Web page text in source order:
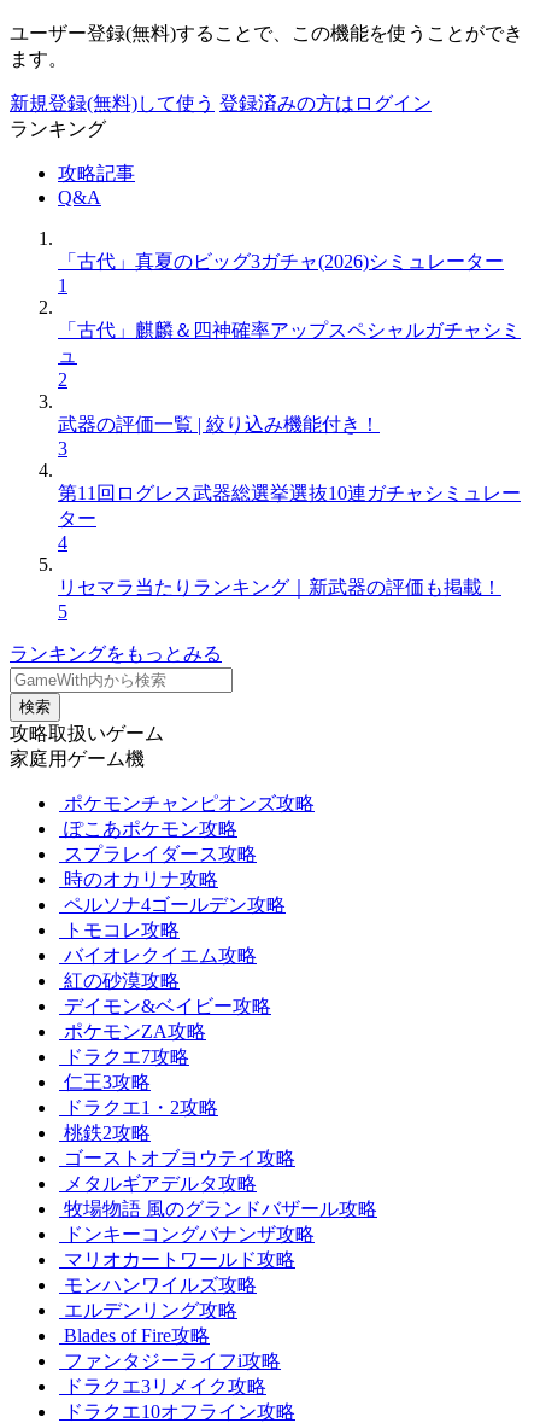
ユーザー登録(無料)することで、この機能を使うことができ
ます。
新規登録(無料)して使う 登録済みの方はログイン
ランキング
攻略記事
Q&A
「古代」真夏のビッグ3ガチャ(2026)シミュレーター
1
「古代」麒麟＆四神確率アップスペシャルガチャシミ
ュ
2
武器の評価一覧 | 絞り込み機能付き！
3
第11回ログレス武器総選挙選抜10連ガチャシミュレー
ター
4
リセマラ当たりランキング｜新武器の評価も掲載！
5
ランキングをもっとみる
検索
攻略取扱いゲーム
家庭用ゲーム機
ポケモンチャンピオンズ攻略
ぽこあポケモン攻略
スプラレイダース攻略
時のオカリナ攻略
ペルソナ4ゴールデン攻略
トモコレ攻略
バイオレクイエム攻略
紅の砂漠攻略
デイモン&ベイビー攻略
ポケモンZA攻略
ドラクエ7攻略
仁王3攻略
ドラクエ1・2攻略
桃鉄2攻略
ゴーストオブヨウテイ攻略
メタルギアデルタ攻略
牧場物語 風のグランドバザール攻略
ドンキーコングバナンザ攻略
マリオカートワールド攻略
モンハンワイルズ攻略
エルデンリング攻略
Blades of Fire攻略
ファンタジーライフi攻略
ドラクエ3リメイク攻略
ドラクエ10オフライン攻略